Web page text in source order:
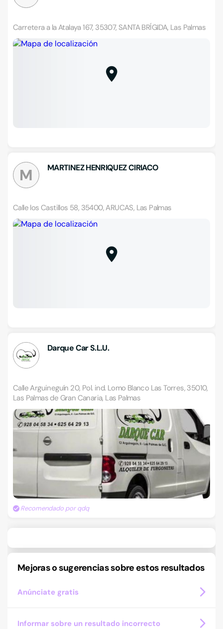
Carretera a la Atalaya 167, 35307, SANTA BRÍGIDA, Las Palmas
M MARTINEZ HENRIQUEZ CIRIACO
Calle los Castillos 58, 35400, ARUCAS, Las Palmas
Darque Car S.L.U.
Calle Arguineguín 20, Pol. ind. Lomo Blanco Las Torres, 35010,
Las Palmas de Gran Canaria, Las Palmas
Recomendado por qdq
Mejoras o sugerencias sobre estos resultados
Anúnciate gratis
Informar sobre un resultado incorrecto